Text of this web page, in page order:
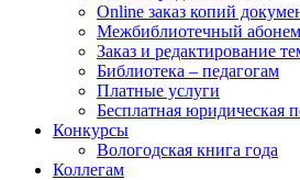
Online заказ копий
Межбиблиотечный
Заказ и редактирование
Библиотека – педагогам
Платные услуги
Бесплатная юридическая
Конкурсы
Вологодская книга года
Коллегам